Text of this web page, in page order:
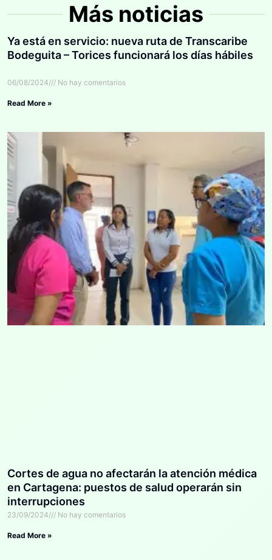
Más noticias
Ya está en servicio: nueva ruta de Transcaribe
Bodeguita – Torices funcionará los días hábiles
06/08/2024 No hay comentarios
Read More »
Cortes de agua no afectarán la atención médica
en Cartagena: puestos de salud operarán sin
interrupciones
23/09/2024 No hay comentarios
Read More »